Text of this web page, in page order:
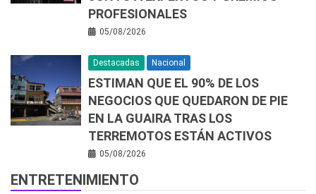
PROFESIONALES
05/08/2026
Destacadas Nacional
ESTIMAN QUE EL 90% DE LOS
NEGOCIOS QUE QUEDARON DE PIE
EN LA GUAIRA TRAS LOS
TERREMOTOS ESTÁN ACTIVOS
05/08/2026
ENTRETENIMIENTO